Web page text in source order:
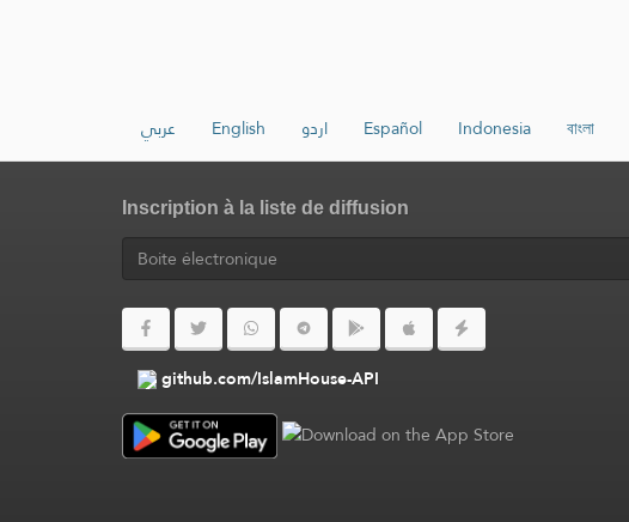
عربي English اردو Español Indonesia বাংলা
Inscription à la liste de diffusion
github.com/IslamHouse-API